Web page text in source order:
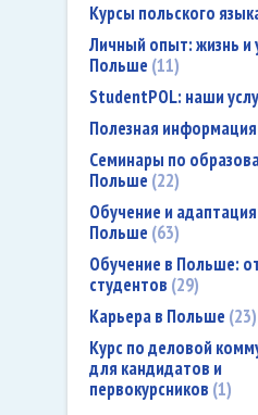
Курсы польского
Личный опыт: жизнь и учеба в
Польше 11
StudentPOL: наши
Полезная информация
Семинары по образованию в
Польше 22
Обучение и адаптация в
Польше 63
Обучение в Польше: отзывы
студентов 29
Карьера в Польше 23
Курс по деловой коммуникации
для кандидатов и
первокурсников 1